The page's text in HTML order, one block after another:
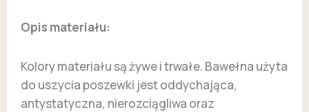
Opis materiału:
Kolory materiału są żywe i trwałe. Bawełna użyta
do uszycia poszewki jest oddychająca,
antystatyczna, nierozciągliwa oraz